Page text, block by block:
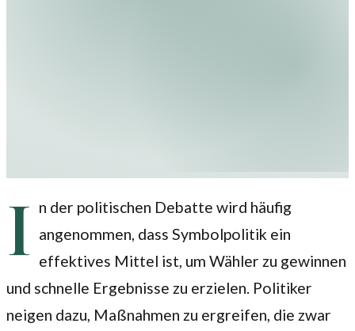
I n der politischen Debatte wird häufig
angenommen, dass Symbolpolitik ein
effektives Mittel ist, um Wähler zu gewinnen
und schnelle Ergebnisse zu erzielen. Politiker
neigen dazu, Maßnahmen zu ergreifen, die zwar